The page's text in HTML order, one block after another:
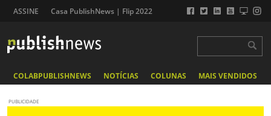
ASSINE Casa PublishNews | Flip 2022
COLABPUBLISHNEWS NOTÍCIAS COLUNAS MAIS VENDIDOS
PUBLICIDADE